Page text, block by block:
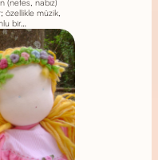
müzik,
bir…